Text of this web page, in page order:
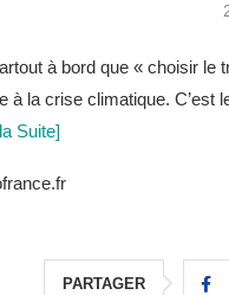
à bord que « choisir le
à la crise climatique. C’est
Suite]
PARTAGER